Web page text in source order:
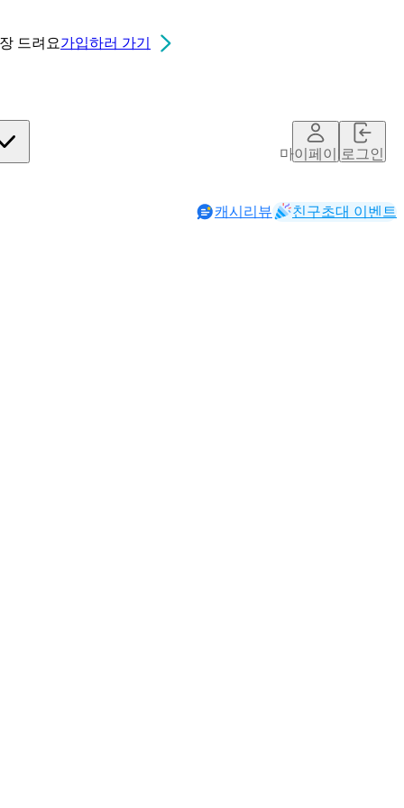
드려요가입하러 가기
마이페이지로그인
캐시리뷰 친구초대 이벤트